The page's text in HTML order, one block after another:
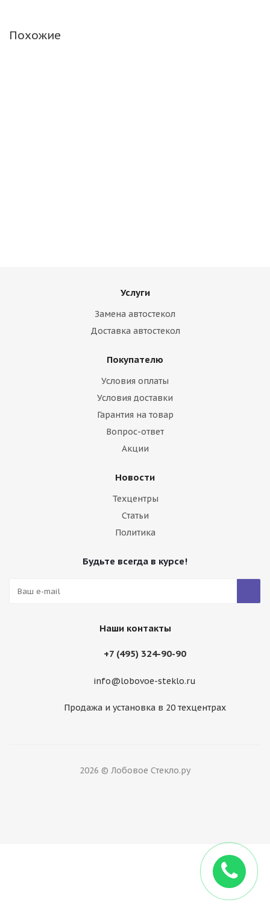
Похожие
Audi A6 4D Sed (vin) 97-04 LEMSON
AUDI A6 (C5) 4D Sedan [кроме V8 4,2L] 02.1997-
Audi A6 5D Avant (97-04) / 5D Allroad Quattro (00-04)
Услуги
Замена автостекол
Доставка автостекол
Покупателю
Условия оплаты
Условия доставки
Гарантия на товар
Вопрос-ответ
Акции
Новости
Техцентры
Статьи
Политика
Будьте всегда в курсе!
Наши контакты
+7 (495) 324-90-90
info@lobovoe-steklo.ru
Продажа и установка в 20 техцентрах
2026 © Лобовое Стекло.ру